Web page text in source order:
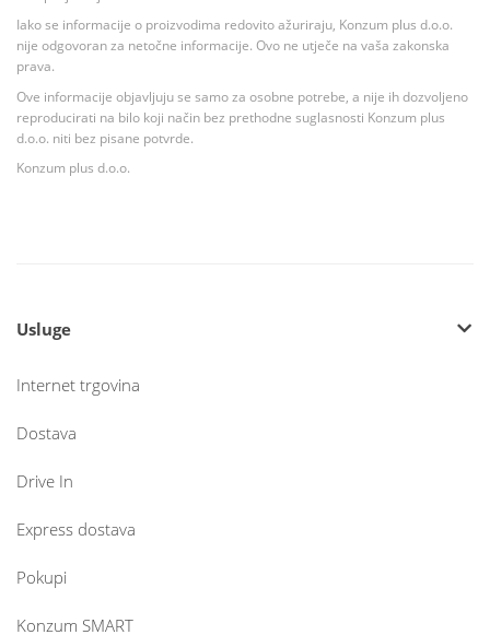
Iako se informacije o proizvodima redovito ažuriraju, Konzum plus d.o.o.
nije odgovoran za netočne informacije. Ovo ne utječe na vaša zakonska
prava.
Ove informacije objavljuju se samo za osobne potrebe, a nije ih dozvoljeno
reproducirati na bilo koji način bez prethodne suglasnosti Konzum plus
d.o.o. niti bez pisane potvrde.
Konzum plus d.o.o.
Usluge
Internet trgovina
Dostava
Drive In
Express dostava
Pokupi
Konzum SMART